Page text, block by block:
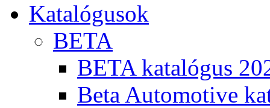
Katalógusok
BETA
BETA katalógus
Beta Automotive